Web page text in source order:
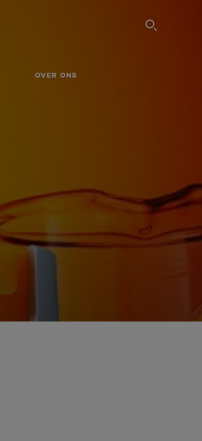
OVER ONS